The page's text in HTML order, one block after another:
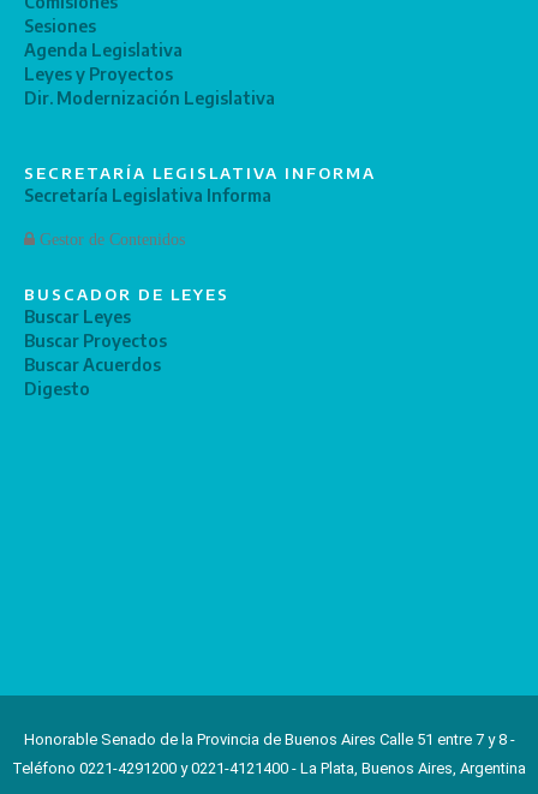
Honorable Senado de la Provincia de Buenos Aires Calle 51 entre 7 y 8 -
Teléfono 0221-4291200 y 0221-4121400 - La Plata, Buenos Aires, Argentina
Sesiones
Agenda Legislativa
Leyes y Proyectos
Dir. Modernización Legislativa
SECRETARÍA LEGISLATIVA INFORMA
Secretaría Legislativa Informa
Gestor de Contenidos
BUSCADOR DE LEYES
Buscar Leyes
Buscar Proyectos
Buscar Acuerdos
Digesto